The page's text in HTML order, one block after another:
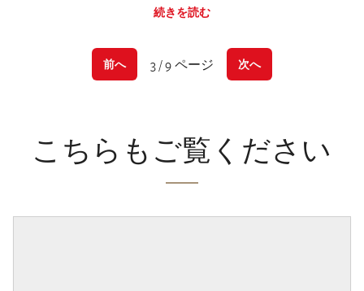
続きを読む
前へ 3 / 9 ページ 次へ
こちらもご覧ください